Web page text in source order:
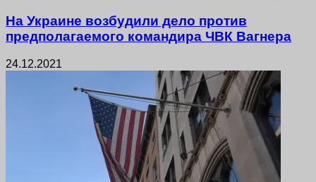
На Украине возбудили дело против
предполагаемого командира ЧВК Вагнера
24.12.2021